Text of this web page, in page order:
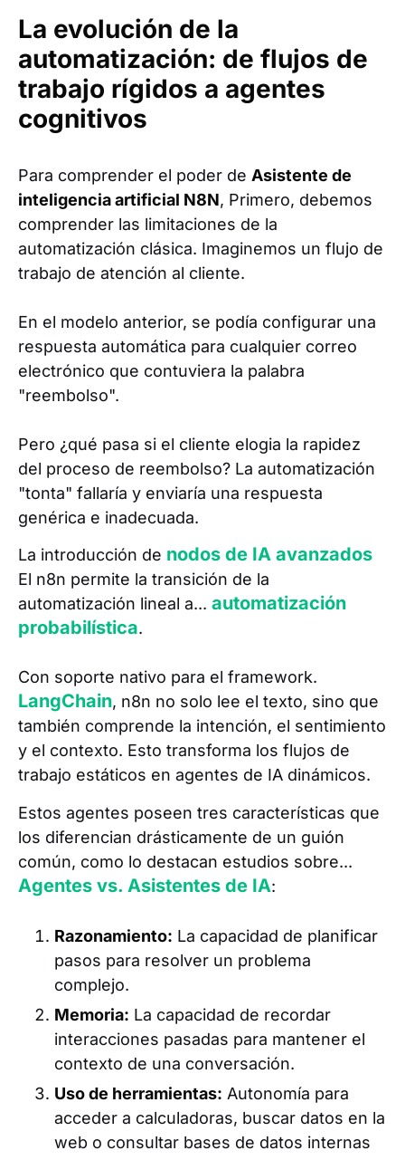
La evolución de la
automatización: de flujos de
trabajo rígidos a agentes
cognitivos
Para comprender el poder de Asistente de
inteligencia artificial N8N, Primero, debemos
comprender las limitaciones de la
automatización clásica. Imaginemos un flujo de
trabajo de atención al cliente.
En el modelo anterior, se podía configurar una
respuesta automática para cualquier correo
electrónico que contuviera la palabra
"reembolso".
Pero ¿qué pasa si el cliente elogia la rapidez
del proceso de reembolso? La automatización
"tonta" fallaría y enviaría una respuesta
genérica e inadecuada.
La introducción de nodos de IA avanzados
El n8n permite la transición de la
automatización lineal a... automatización
probabilística.
Con soporte nativo para el framework.
LangChain, n8n no solo lee el texto, sino que
también comprende la intención, el sentimiento
y el contexto. Esto transforma los flujos de
trabajo estáticos en agentes de IA dinámicos.
Estos agentes poseen tres características que
los diferencian drásticamente de un guión
común, como lo destacan estudios sobre...
Agentes vs. Asistentes de IA:
Razonamiento: La capacidad de planificar
pasos para resolver un problema
complejo.
Memoria: La capacidad de recordar
interacciones pasadas para mantener el
contexto de una conversación.
Uso de herramientas: Autonomía para
acceder a calculadoras, buscar datos en la
web o consultar bases de datos internas